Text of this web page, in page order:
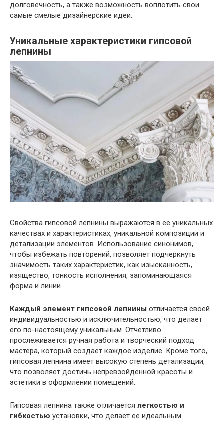
долговечность, а также возможность воплотить свои
самые смелые дизайнерские идеи.
Уникальные характеристики гипсовой
лепнины
Свойства гипсовой лепнины выражаются в ее уникальных
качествах и характеристиках, уникальной композиции и
детализации элементов. Использование синонимов,
чтобы избежать повторений, позволяет подчеркнуть
значимость таких характеристик, как изысканность,
изящество, тонкость исполнения, запоминающаяся
форма и линии.
Каждый элемент гипсовой лепнины отличается своей
индивидуальностью и исключительностью, что делает
его по-настоящему уникальным. Отчетливо
прослеживается ручная работа и творческий подход
мастера, который создает каждое изделие. Кроме того,
гипсовая лепнина имеет высокую степень детализации,
что позволяет достичь непревзойденной красоты и
эстетики в оформлении помещений.
Гипсовая лепнина также отличается легкостью и
гибкостью установки, что делает ее идеальным